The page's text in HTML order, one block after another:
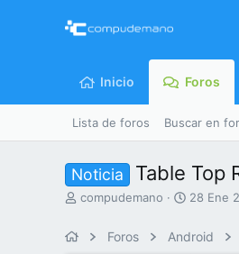
Inicio Foros
Lista de foros Buscar en
Noticia Table Top
Icompudemano
F
c
h
28 Ene
Foros Android